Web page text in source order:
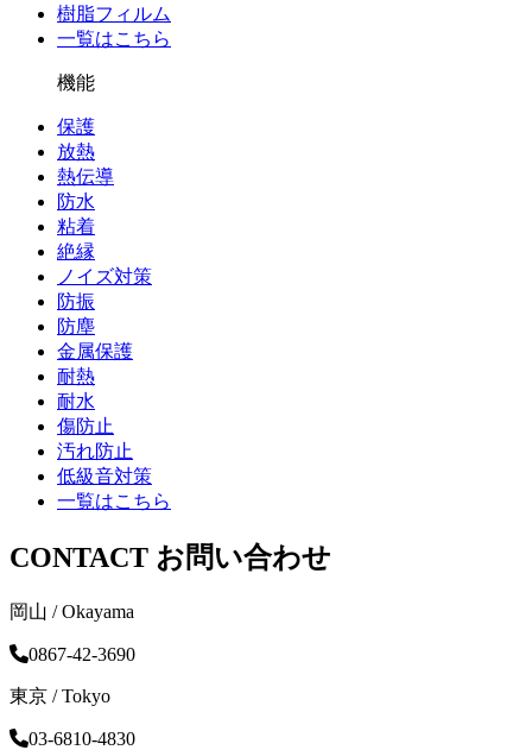
樹脂フィルム
一覧はこちら
機能
保護
放熱
熱伝導
防水
粘着
絶縁
ノイズ対策
防振
防塵
金属保護
耐熱
耐水
傷防止
汚れ防止
低級音対策
一覧はこちら
CONTACT お問い合わせ
岡山 / Okayama
0867-42-3690
東京 / Tokyo
03-6810-4830